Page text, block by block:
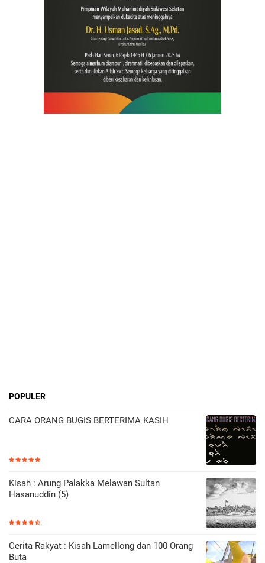
POPULER
CARA ORANG BUGIS BERTERIMA KASIH
Kisah : Arung Palakka Melawan Sultan
Hasanuddin (5)
Cerita Rakyat : Kisah Lamellong dan 100 Orang
Buta